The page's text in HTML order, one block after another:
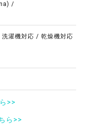
/
濯機対応 / 乾燥機対応
>>
ら>>